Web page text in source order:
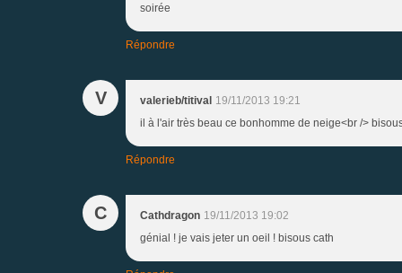
soirée
Répondre
V valerieb/titival 19/11/2013 19:21
il à l'air très beau ce bonhomme de neige<br />
Répondre
C Cathdragon 19/11/2013 19:02
génial ! je vais jeter un oeil ! bisous cath